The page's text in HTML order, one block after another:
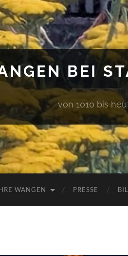
BEI
von 1010 bis
WANGEN PRESSE